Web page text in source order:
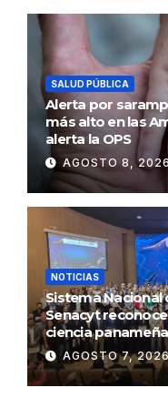
SALUD PÚBLICA
Alerta por
más alto en las
alerta la OPS
AGOSTO 8, 2026
NOTICIAS
Sistema Nacional
Senacyt
ciencia panameña
AGOSTO 7,